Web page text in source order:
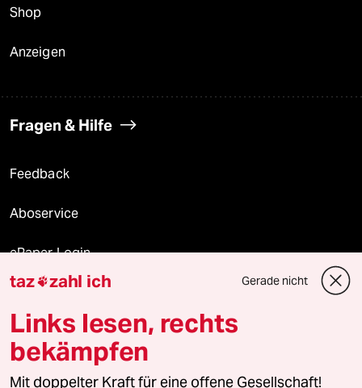
Shop
Anzeigen
Fragen & Hilfe
Feedback
Aboservice
ePaper Login
Downloads für Abonnierende
© 2026 taz Verlags und Vertriebs GmbH
Alle Rechte vorbehalten. Bei rechtlichen Fragen oder für Genehmigungen
taz zahl ich Gerade nicht
Links lesen, rechts
bekämpfen
Mit doppelter Kraft für eine offene Gesellschaft!